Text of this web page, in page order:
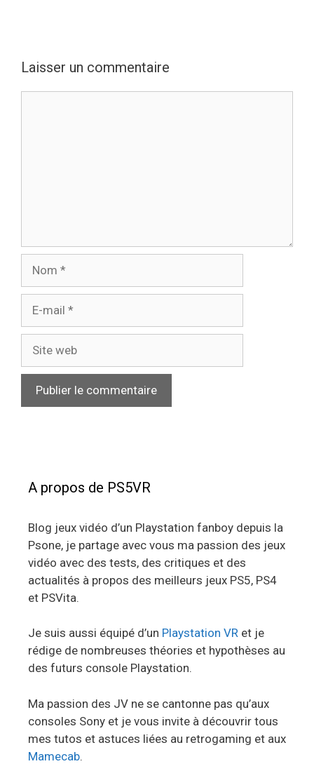
Laisser un commentaire
mail
web
A propos de PS5VR
Blog jeux vidéo d’un Playstation fanboy depuis la
Psone, je partage avec vous ma passion des jeux
vidéo avec des tests, des critiques et des
actualités à propos des meilleurs jeux PS5, PS4
et PSVita.
Je suis aussi équipé d’un Playstation VR et je
rédige de nombreuses théories et hypothèses au
des futurs console Playstation.
Ma passion des JV ne se cantonne pas qu’aux
consoles Sony et je vous invite à découvrir tous
mes tutos et astuces liées au retrogaming et aux
Mamecab.